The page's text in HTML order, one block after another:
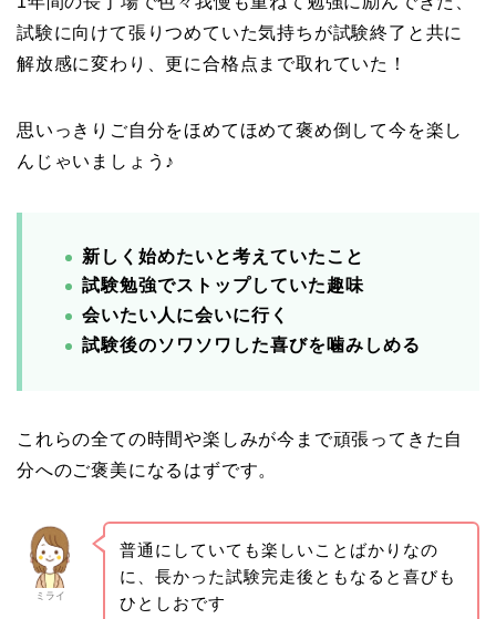
試験に向けて張りつめていた気持ちが試験終了と共に
解放感に変わり、更に合格点まで取れていた！
思いっきりご自分をほめてほめて褒め倒して今を楽し
んじゃいましょう♪
新しく始めたいと考えていたこと
試験勉強でストップしていた趣味
会いたい人に会いに行く
試験後のソワソワした喜びを噛みしめる
これらの全ての時間や楽しみが今まで頑張ってきた自
分へのご褒美になるはずです。
ミライ
普通にしていても楽しいことばかりなの
に、長かった試験完走後ともなると喜びも
ひとしおです